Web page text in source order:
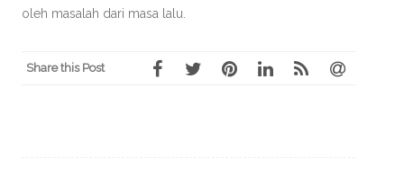
oleh masalah dari masa lalu.
Share this Post